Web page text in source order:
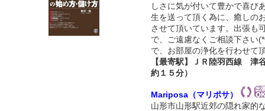
しさに気が付いて豊かで喜び
生を送って頂く為に、癒しの
させて頂いています。出張も
で、ご遠慮なくご相談下さい
で、お部屋の浄化を行わせて
【最寄駅】ＪＲ陸羽西線 津
約１５分）
Mariposa（マリポサ）
山形市山形駅近郊の隠れ家的